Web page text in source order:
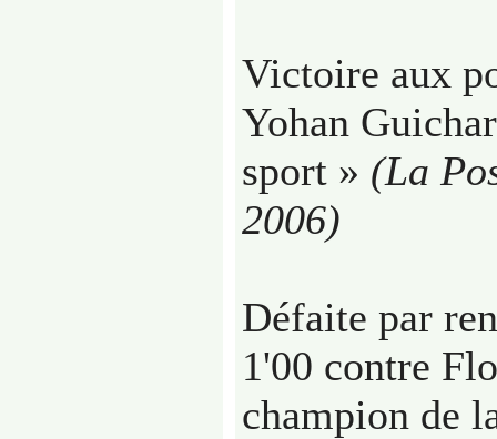
Victoire aux
Yohan
sport » (La
2006)
Défaite par
1'00 contre
champion de